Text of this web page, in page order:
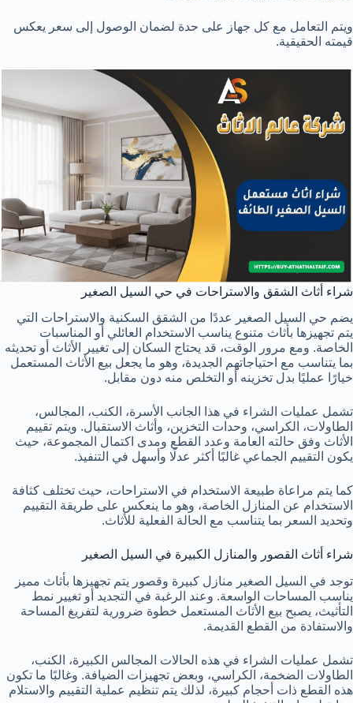
ويتم التعامل مع كل جهاز على حدة لضمان الوصول إلى سعر يعكس
قيمته الحقيقية.
شراء أثاث الشقق والاستراحات في حي السيل الصغير
يضم حي السيل الصغير عددًا من الشقق السكنية والاستراحات التي
يتم تجهيزها بأثاث متنوع يناسب الاستخدام العائلي أو المناسبات
الخاصة. ومع مرور الوقت، قد يحتاج السكان إلى تغيير الأثاث أو تحديثه
بما يتناسب مع احتياجاتهم الجديدة، وهو ما يجعل بيع الأثاث المستعمل
خيارًا عمليًا بدل تخزينه أو التخلص منه دون مقابل.
تشمل عمليات الشراء في هذا الجانب الأسرة، الكنب، المجالس،
الطاولات، الكراسي، وحدات التخزين، وأثاث الاستقبال. ويتم تقييم
الأثاث وفق حالته العامة وعدد القطع ومدى اكتمال المجموعة، حيث
يكون التقييم الجماعي غالبًا أكثر عدلًا وأسهل في التنفيذ.
كما يتم مراعاة طبيعة الاستخدام في الاستراحات، حيث تختلف كثافة
الاستخدام عن المنازل الخاصة، وهو ما ينعكس على طريقة التقييم
وتحديد السعر بما يتناسب مع الحالة الفعلية للأثاث.
شراء أثاث القصور والمنازل الكبيرة في السيل الصغير
توجد في السيل الصغير منازل كبيرة وقصور يتم تجهيزها بأثاث مميز
يناسب المساحات الواسعة. وعند الرغبة في التجديد أو تغيير نمط
التأثيث، يصبح بيع الأثاث المستعمل خطوة ضرورية لتفريغ المساحة
والاستفادة من القطع القديمة.
تشمل عمليات الشراء في هذه الحالات المجالس الكبيرة، الكنب،
الطاولات الضخمة، الكراسي، وبعض تجهيزات الضيافة. وغالبًا ما تكون
هذه القطع ذات أحجام كبيرة، لذلك يتم تنظيم عملية التقييم والاستلام